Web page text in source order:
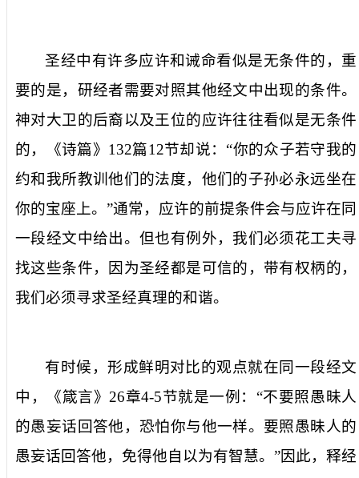
圣经中有许多应许和诫命看似是无条件的，重
要的是，研经者需要对照其他经文中出现的条件。
神对大卫的后裔以及王位的应许往往看似是无条件
的，《诗篇》 132篇12节却说：“你的众子若守我的
约和我所教训他们的法度，他们的子孙必永远坐在
你的宝座上。”通常，应许的前提条件会与应许在同
一段经文中给出。但也有例外，我们必须花工夫寻
找这些条件，因为圣经都是可信的，带有权柄的，
我们必须寻求圣经真理的和谐。
有时候，形成鲜明对比的观点就在同一段经文
中，《箴言》 26章4-5节就是一例：“不要照愚昧人
的愚妄话回答他，恐怕你与他一样。要照愚昧人的
愚妄话回答他，免得他自以为有智慧。”因此，释经